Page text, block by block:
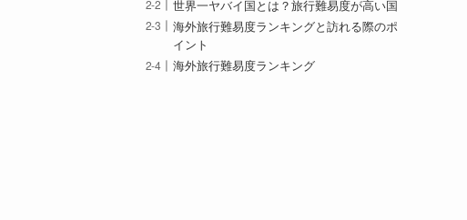
世界一ヤバイ国とは？旅行難易度が高い国
海外旅行難易度ランキングと訪れる際のポ
イント
海外旅行難易度ランキング